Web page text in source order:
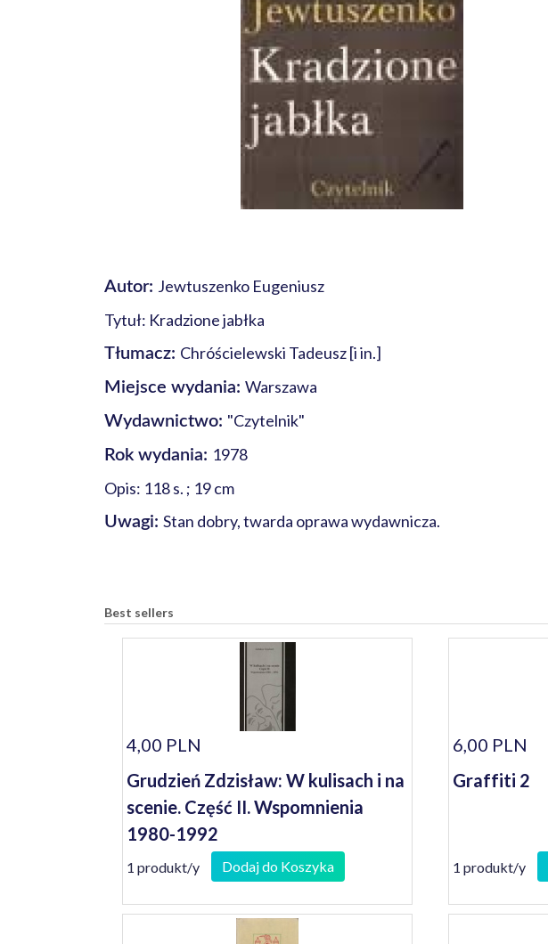
Autor: Jewtuszenko Eugeniusz
Tytuł: Kradzione jabłka
Tłumacz: Chróścielewski Tadeusz [i in.]
Miejsce wydania: Warszawa
Wydawnictwo: "Czytelnik"
Rok wydania: 1978
Opis: 118 s. ; 19 cm
Uwagi: Stan dobry, twarda oprawa wydawnicza.
Best sellers
4,00 PLN
Grudzień Zdzisław: W kulisach i na
scenie. Część II. Wspomnienia
1980-1992
1 produkt/y Dodaj do Koszyka
6,00 PLN
Graffiti 2
1 produkt/y